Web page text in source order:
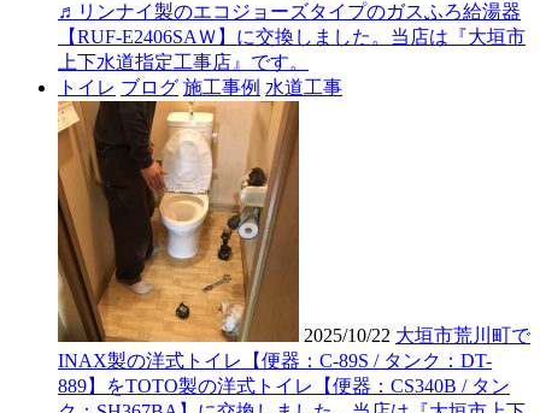
♬リンナイ製のエコジョーズタイプのガスふろ給湯器
【RUF-E2406SAＷ】に交換しました。当店は『大垣市
上下水道指定工事店』です。
トイレ ブログ 施工事例 水道工事
2025/10/22 大垣市荒川町で
INAX製の洋式トイレ【便器：C-89S / タンク：DT-
889】をTOTO製の洋式トイレ【便器：CS340B / タン